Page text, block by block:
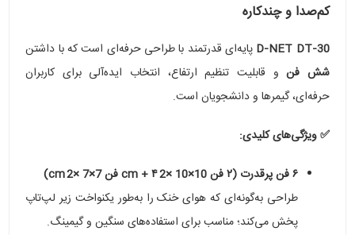
کم‌صدا و چندکاره
D‑NET DT‑30 پایه‌ای قدرتمند با طراحی حرفه‌ای است که با داشتن
شش فنو قابلیت تنظیم ارتفاع، انتخاب ایده‌آلی برای کاربران
حرفه‌ای، گیمرها و دانشجویان است.
✅ ویژگی‌های کلیدی:
۶ فن پرقدرت (۲ فن 10×10 ×2 cm + ۴ فن 7×7 ×2 cm)
طراحی به‌گونه‌ای که هوای خنک را به‌طور یکنواخت زیر لپ‌تاپ
پخش می‌کند؛ مناسب برای استفاده‌های سنگین و گیمینگ.